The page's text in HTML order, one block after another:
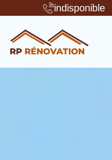
indisponible